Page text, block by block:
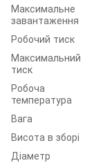
Максимальне
завантаження
Робочий тиск
Максимальний
тиск
Робоча
температура
Вага
Висота в зборі
Діаметр